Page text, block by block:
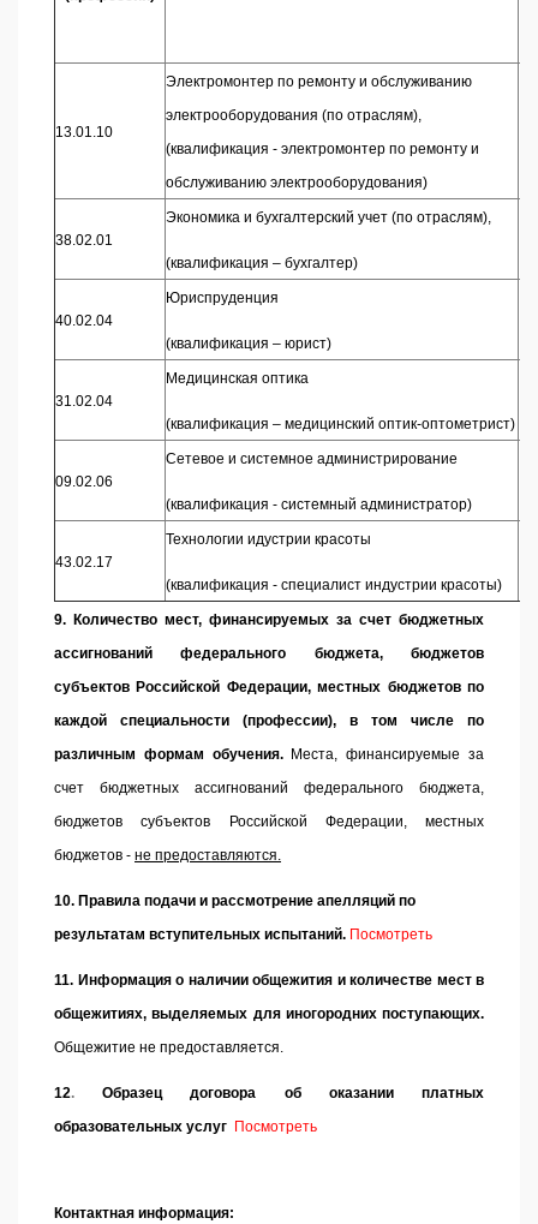
13.01.10
Электромонтер по ремонту и обслуживанию
электрооборудования (по отраслям),
(квалификация - электромонтер по ремонту и
обслуживанию электрооборудования)
38.02.01
Экономика и бухгалтерский учет (по отраслям),
(квалификация – бухгалтер)
40.02.04
Юриспруденция
(квалификация – юрист)
31.02.04
Медицинская оптика
(квалификация – медицинский оптик-оптометрист)
09.02.06
Сетевое и системное администрирование
(квалификация - системный администратор)
43.02.17
Технологии идустрии красоты
(квалификация - специалист индустрии красоты)
9. Количество мест, финансируемых за счет бюджетных
ассигнований федерального бюджета, бюджетов
субъектов Российской Федерации, местных бюджетов по
каждой специальности (профессии), в том числе по
различным формам обучения. Места, финансируемые за
счет бюджетных ассигнований федерального бюджета,
бюджетов субъектов Российской Федерации, местных
бюджетов - не предоставляются.
10. Правила подачи и рассмотрение апелляций по
результатам вступительных испытаний. Посмотреть
11. Информация о наличии общежития и количестве мест в
общежитиях, выделяемых для иногородних поступающих.
Общежитие не предоставляется.
12.Образец договора об оказании платных
образовательных услуг Посмотреть
Контактная информация: